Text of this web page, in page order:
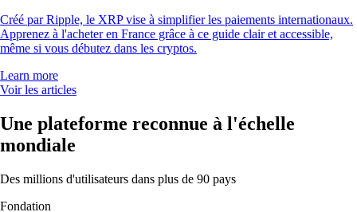
Créé par Ripple, le XRP vise à simplifier les paiements internationaux.
Apprenez à l'acheter en France grâce à ce guide clair et accessible,
même si vous débutez dans les cryptos.
Learn more
Voir les articles
Une plateforme reconnue à l'échelle
mondiale
Des millions d'utilisateurs dans plus de 90 pays
Fondation